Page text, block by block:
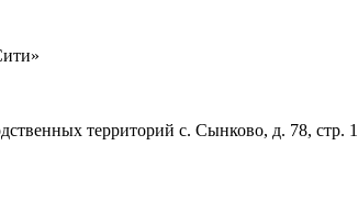
территорий с. Сынково, д. 78, стр. 1